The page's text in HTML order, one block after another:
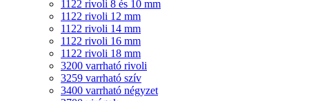
1122 rivoli 8 és 10 mm
1122 rivoli 12 mm
1122 rivoli 14 mm
1122 rivoli 16 mm
1122 rivoli 18 mm
3200 varrható rivoli
3259 varrható szív
3400 varrható négyzet